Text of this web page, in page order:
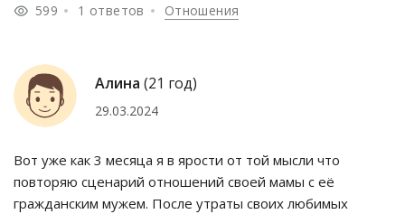
599 1 ответов Отношения
Алина (21 год)
29.03.2024
Вот уже как 3 месяца я в ярости от той мысли что
повторяю сценарий отношений своей мамы с её
гражданским мужем. После утраты своих любимых